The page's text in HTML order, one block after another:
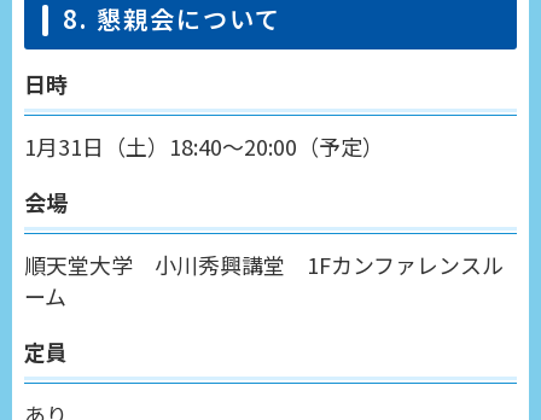
8. 懇親会について
日時
1月31日（土）18:40～20:00（予定）
会場
順天堂大学 小川秀興講堂 1Fカンファレンスル
ーム
定員